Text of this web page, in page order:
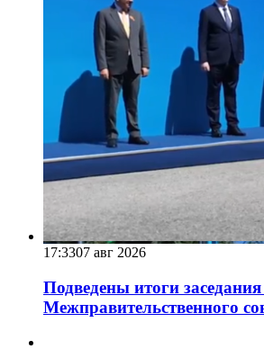
17:3307 авг 2026
Подведены итоги
Межправительственного